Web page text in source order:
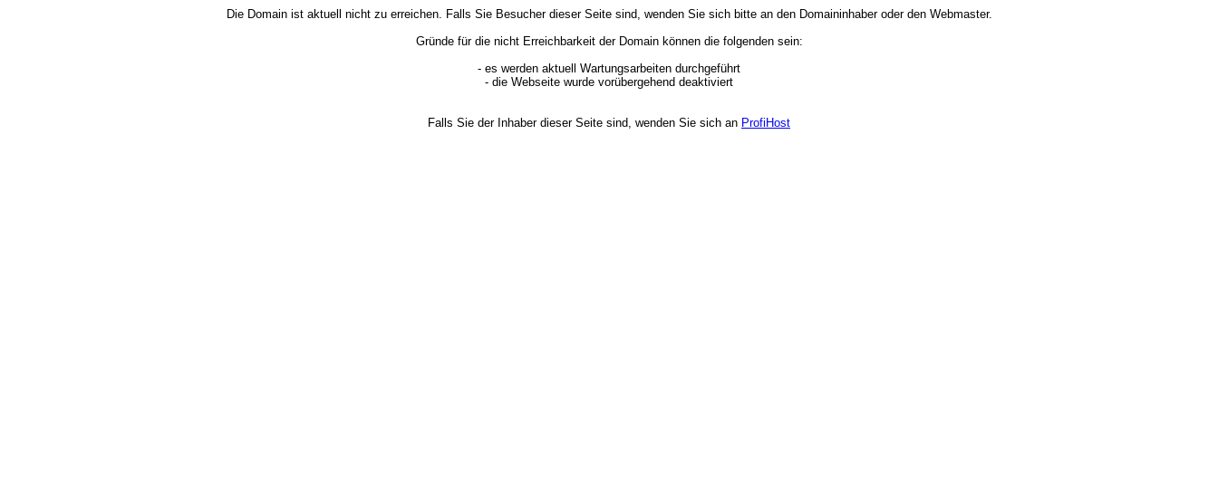
Die Domain ist aktuell nicht zu erreichen. Falls Sie Besucher dieser Seite sind, wenden Sie sich bitte an den Domaininhaber oder den Webmaster.
Gründe für die nicht Erreichbarkeit der Domain können die folgenden sein:
- es werden aktuell Wartungsarbeiten durchgeführt
- die Webseite wurde vorübergehend deaktiviert
Falls Sie der Inhaber dieser Seite sind, wenden Sie sich an ProfiHost